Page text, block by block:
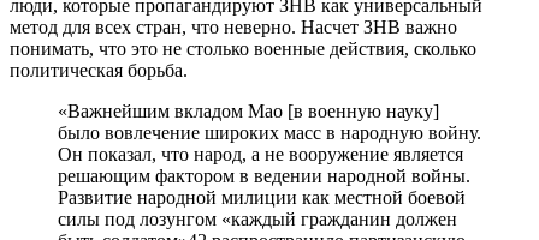
люди, которые пропагандируют ЗНВ как универсальный
метод для всех стран, что неверно. Насчет ЗНВ важно
понимать, что это не столько военные действия, сколько
политическая борьба.
«Важнейшим вкладом Мао [в военную науку]
было вовлечение широких масс в народную войну.
Он показал, что народ, а не вооружение является
решающим фактором в ведении народной войны.
Развитие народной милиции как местной боевой
силы под лозунгом «каждый гражданин должен